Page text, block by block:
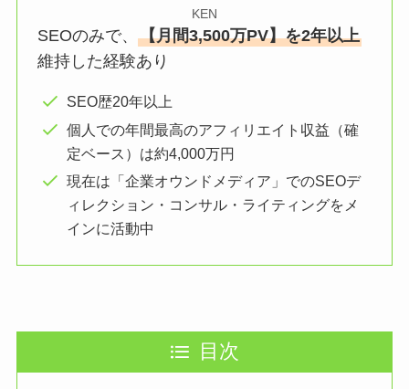
KEN
SEOのみで、【月間3,500万PV】を2年以上
維持した経験あり
SEO歴20年以上
個人での年間最高のアフィリエイト収益（確
定ベース）は約4,000万円
現在は「企業オウンドメディア」でのSEOデ
ィレクション・コンサル・ライティングをメ
インに活動中
目次